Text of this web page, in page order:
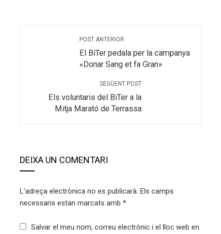
POST ANTERIOR
El BiTer pedala per la campanya
«Donar Sang et fa Gran»
SEGÜENT POST
Els voluntaris del BiTer a la
Mitja Marató de Terrassa
DEIXA UN COMENTARI
L'adreça electrònica no es publicarà. Els camps
necessaris estan marcats amb *
Salvar el meu nom, correu electrònic i el lloc web en